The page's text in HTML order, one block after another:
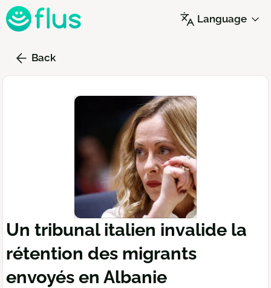
Skip
to
content
Language
Back
Un tribunal italien invalide la
rétention des migrants
envoyés en Albanie